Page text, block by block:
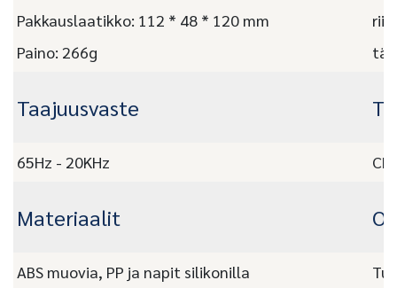
Pakkauslaatikko: 112 * 48 * 120 mm
Paino: 266g
Taajuusvaste
65Hz - 20KHz
Materiaalit
ABS muovia, PP ja napit silikonilla